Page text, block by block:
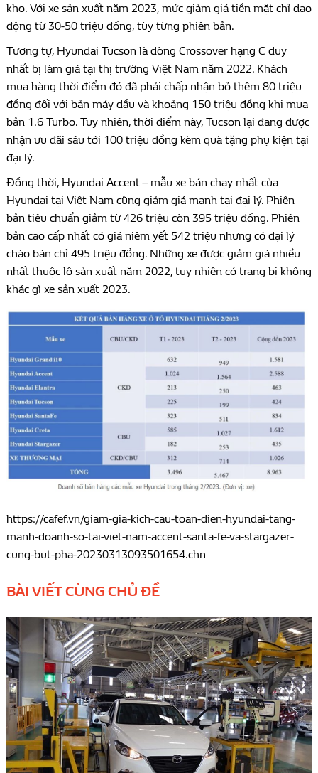
kho. Với xe sản xuất năm 2023, mức giảm giá tiền mặt chỉ dao
động từ 30-50 triệu đồng, tùy từng phiên bản.
Tương tự, Hyundai Tucson là dòng Crossover hạng C duy
nhất bị làm giá tại thị trường Việt Nam năm 2022. Khách
mua hàng thời điểm đó đã phải chấp nhận bỏ thêm 80 triệu
đồng đối với bản máy dầu và khoảng 150 triệu đồng khi mua
bản 1.6 Turbo. Tuy nhiên, thời điểm này, Tucson lại đang được
nhận ưu đãi sâu tới 100 triệu đồng kèm quà tặng phụ kiện tại
đại lý.
Đồng thời, Hyundai Accent – mẫu xe bán chạy nhất của
Hyundai tại Việt Nam cũng giảm giá mạnh tại đại lý. Phiên
bản tiêu chuẩn giảm từ 426 triệu còn 395 triệu đồng. Phiên
bản cao cấp nhất có giá niêm yết 542 triệu nhưng có đại lý
chào bán chỉ 495 triệu đồng. Những xe được giảm giá nhiều
nhất thuộc lô sản xuất năm 2022, tuy nhiên có trang bị không
khác gì xe sản xuất 2023.
https://cafef.vn/giam-gia-kich-cau-toan-dien-hyundai-tang-
manh-doanh-so-tai-viet-nam-accent-santa-fe-va-stargazer-
cung-but-pha-20230313093501654.chn
BÀI VIẾT CÙNG CHỦ ĐỀ